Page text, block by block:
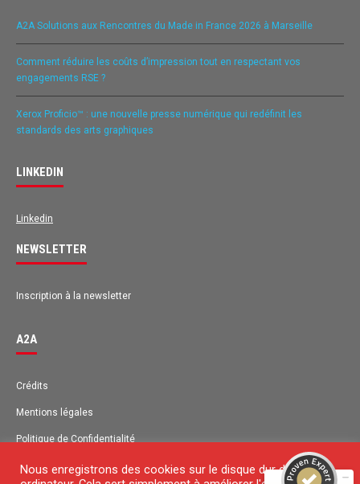
A2A Solutions aux Rencontres du Made in France 2026 à Marseille
Comment réduire les coûts d’impression tout en respectant vos
engagements RSE ?
Xerox Proficio™ : une nouvelle presse numérique qui redéfinit les
standards des arts graphiques
LINKEDIN
Linkedin
NEWSLETTER
Inscription à la newsletter
A2A
Crédits
Mentions légales
Politique de Confidentialité
Plan du site
Nous enregistrons des cookies sur le disque dur de votre